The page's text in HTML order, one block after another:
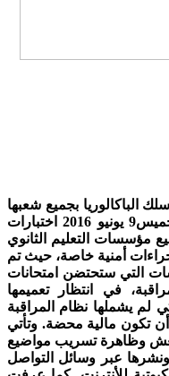
الباكالوريا بجميع شعبها
ومسالكها أيام الثلاثاء7 والأربعاء 8 والخميس9 يونيو 2016 اختبارات
مؤسسات التعليم الثانوي
أمنية خاصة، حيث تم
التي ستحتضن امتحانات
في انتظار تعميمها
لم يشملها نظام المراقبة
تكون مالية محضة. وتأتي
وظاهرة تسريب مواضيع
ونشرها عبر وسائل التواصل